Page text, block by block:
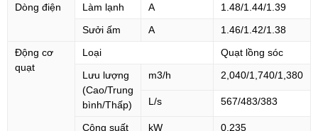
Dòng điện
Làm lạnh A
1.48/1.44/1.39
Sưởi ấm
A
1.46/1.42/1.38
Động cơ
quạt
Loại
Quạt lồng sóc
Lưu lượng
(Cao/Trung
bình/Thấp)
m3/h 2,040/1,740/1,380
L/s 567/483/383
Công suất kW 0.235